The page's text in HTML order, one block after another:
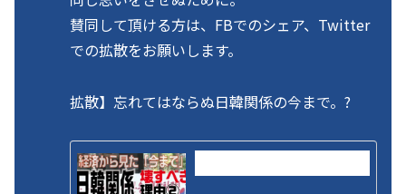
賛同して頂ける方は、FBでのシェア、Twitter
での拡散をお願いします。
拡散】忘れてはならぬ日韓関係の今まで。?